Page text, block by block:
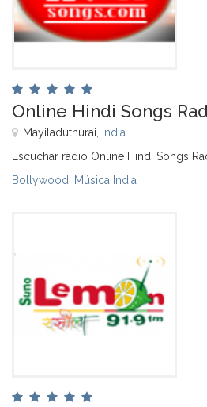
Online Hindi Songs
Mayiladuthurai, India
Escuchar radio Online Hindi Songs
Bollywood Música India